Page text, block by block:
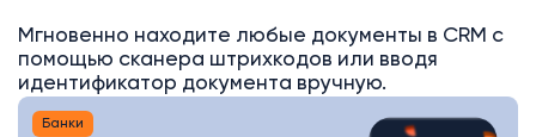
Мгновенно находите любые документы в CRM с
помощью сканера штрихкодов или вводя
идентификатор документа вручную.
Банки